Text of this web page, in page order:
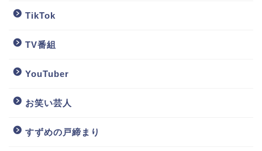
TikTok
TV番組
YouTuber
お笑い芸人
すずめの戸締まり